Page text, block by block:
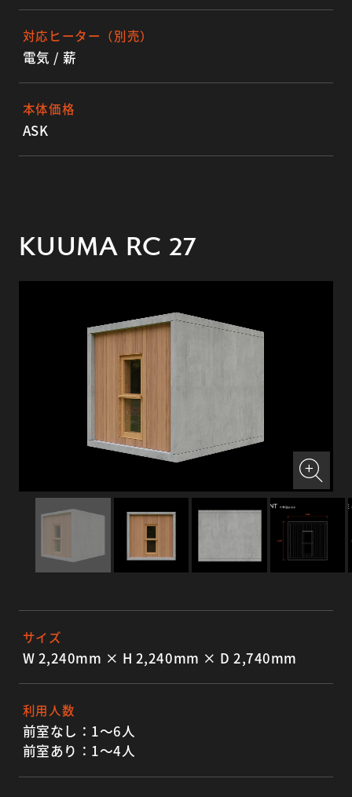
対応ヒーター（別売）
電気 / 薪
本体価格
ASK
KUUMA RC 27
サイズ
W 2,240mm × H 2,240mm × D 2,740mm
利用人数
前室なし：1〜6人
前室あり：1〜4人